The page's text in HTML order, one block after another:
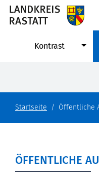
Kontrast
Startseite Öffentliche
ÖFFENTLICHE